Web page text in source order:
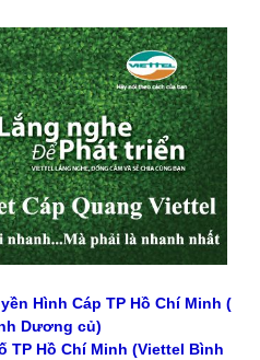
Hình Cáp TP Hồ Chí Minh (
Dương củ)
TP Hồ Chí Minh (Viettel Bình